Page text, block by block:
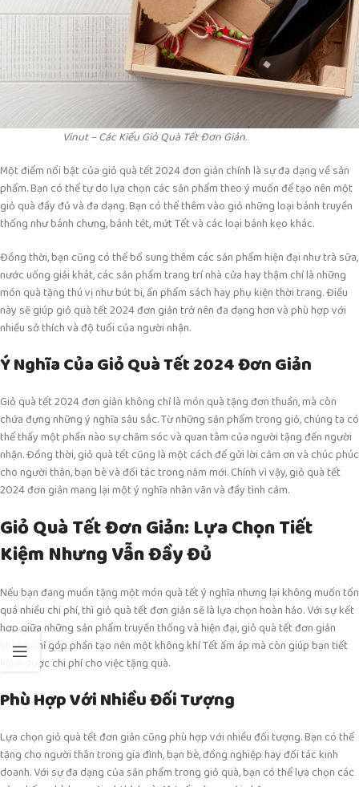
Vinut – Các Kiểu Giỏ Quà Tết Đơn Giản.
Một điểm nổi bật của giỏ quà tết 2024 đơn giản chính là sự đa dạng về sản
phẩm. Bạn có thể tự do lựa chọn các sản phẩm theo ý muốn để tạo nên một
giỏ quà đầy đủ và đa dạng. Bạn có thể thêm vào giỏ những loại bánh truyền
thống như bánh chưng, bánh tét, mứt Tết và các loại bánh kẹo khác.
Đồng thời, bạn cũng có thể bổ sung thêm các sản phẩm hiện đại như trà sữa,
nước uống giải khát, các sản phẩm trang trí nhà cửa hay thậm chí là những
món quà tặng thú vị như bút bi, ấn phẩm sách hay phụ kiện thời trang. Điều
này sẽ giúp giỏ quà tết 2024 đơn giản trở nên đa dạng hơn và phù hợp với
nhiều sở thích và độ tuổi của người nhận.
Ý Nghĩa Của Giỏ Quà Tết 2024 Đơn Giản
Giỏ quà tết 2024 đơn giản không chỉ là món quà tặng đơn thuần, mà còn
chứa đựng những ý nghĩa sâu sắc. Từ những sản phẩm trong giỏ, chúng ta có
thể thấy một phần nào sự chăm sóc và quan tâm của người tặng đến người
nhận. Đồng thời, giỏ quà tết cũng là một cách để gửi lời cảm ơn và chúc phúc
cho người thân, bạn bè và đối tác trong năm mới. Chính vì vậy, giỏ quà tết
2024 đơn giản mang lại một ý nghĩa nhân văn và đầy tình cảm.
Giỏ Quà Tết Đơn Giản: Lựa Chọn Tiết
Kiệm Nhưng Vẫn Đầy Đủ
Nếu bạn đang muốn tặng một món quà tết ý nghĩa nhưng lại không muốn tốn
quá nhiều chi phí, thì giỏ quà tết đơn giản sẽ là lựa chọn hoàn hảo. Với sự kết
hợp giữa những sản phẩm truyền thống và hiện đại, giỏ quà tết đơn giản
không chỉ góp phần tạo nên một không khí Tết ấm áp mà còn giúp bạn tiết
kiệm được chi phí cho việc tặng quà.
Phù Hợp Với Nhiều Đối Tượng
Lựa chọn giỏ quà tết đơn giản cũng phù hợp với nhiều đối tượng. Bạn có thể
tặng cho người thân trong gia đình, bạn bè, đồng nghiệp hay đối tác kinh
doanh. Với sự đa dạng của sản phẩm trong giỏ quà, bạn có thể lựa chọn các